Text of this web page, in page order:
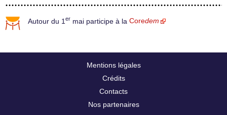
Autour du 1 er mai participe à la Coredem
Mentions légales
Crédits
Contacts
Nos partenaires